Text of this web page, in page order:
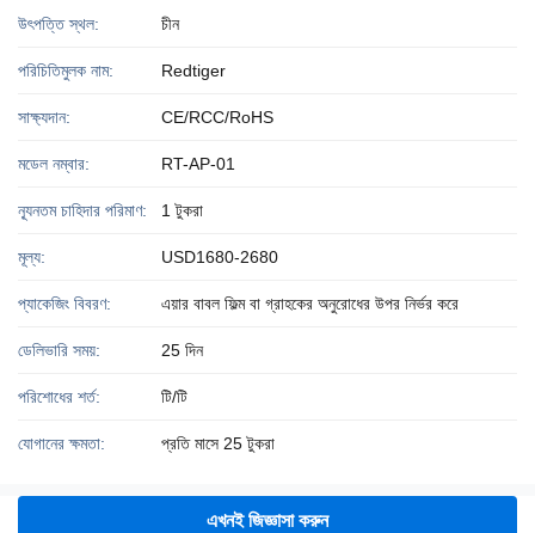
উৎপত্তি স্থল: চীন
পরিচিতিমুলক নাম: Redtiger
সাক্ষ্যদান: CE/RCC/RoHS
মডেল নম্বার: RT-AP-01
ন্যূনতম চাহিদার পরিমাণ: 1 টুকরা
মূল্য: USD1680-2680
প্যাকেজিং বিবরণ: এয়ার বাবল ফিল্ম বা গ্রাহকের অনুরোধের উপর নির্ভর করে
ডেলিভারি সময়: 25 দিন
পরিশোধের শর্ত: টি/টি
যোগানের ক্ষমতা: প্রতি মাসে 25 টুকরা
এখনই জিজ্ঞাসা করুন